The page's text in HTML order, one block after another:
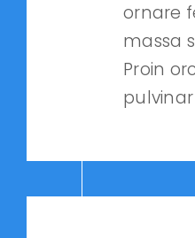
ornare
massa
Proin